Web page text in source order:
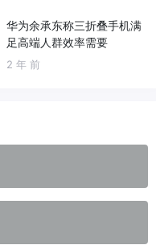
华为余承东称三折叠手机满
足高端人群效率需要
2 年 前